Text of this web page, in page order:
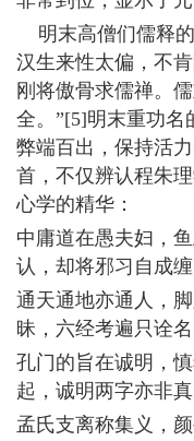
明末高僧们儒释
汉生来性太偏，不
刚将傲骨求儒禅。
全。”[5]明末重功名
弊端百出，保持活
首，不仅辨认程朱
心学的精华：
中庸道在愚夫妇，
认，却将邪习自成缠
通天通地亦通人，
昧，六经考遍只诠名
孔门的旨在诚明，
起，诚明两字亦非真
孟氏支离称集义，